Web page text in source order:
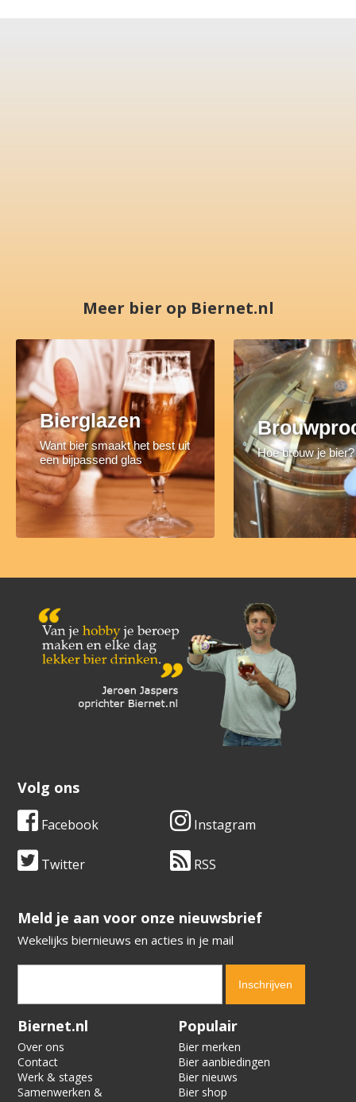
Meer bier op Biernet.nl
Bierglazen
Want bier smaakt het best uit
een bijpassend glas
Hoe brouw je bier?
Volg ons
Facebook Instagram
Twitter RSS
​​​​​​​Meld je aan voor onze nieuwsbrief
Wekelijks biernieuws en acties in je mail
Verification code:
Biernet.nl
Over ons
Contact
Werk & stages
Samenwerken &
Populair
Bier merken
Bier aanbiedingen
Bier nieuws
Bier shop